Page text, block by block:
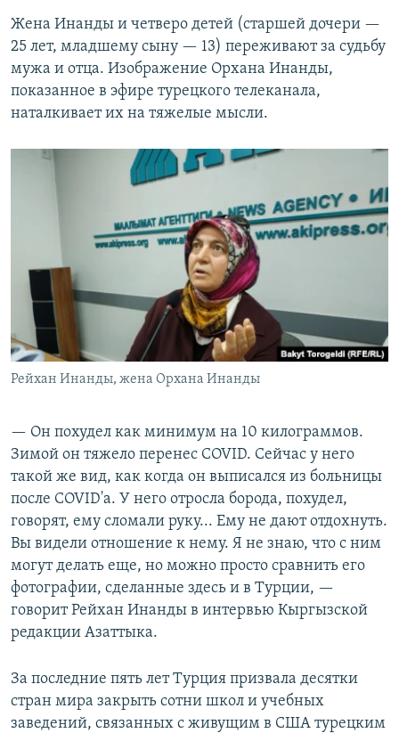
Жена Инанды и четверо детей (старшей дочери —
25 лет, младшему сыну — 13) переживают за судьбу
мужа и отца. Изображение Орхана Инанды,
показанное в эфире турецкого телеканала,
наталкивает их на тяжелые мысли.
Рейхан Инанды, жена Орхана Инанды
— Он похудел как минимум на 10 килограммов.
Зимой он тяжело перенес COVID. Сейчас у него
такой же вид, как когда он выписался из больницы
после COVID'а. У него отросла борода, похудел,
говорят, ему сломали руку... Ему не дают отдохнуть.
Вы видели отношение к нему. Я не знаю, что с ним
могут делать еще, но можно просто сравнить его
фотографии, сделанные здесь и в Турции, —
говорит Рейхан Инанды в интервью Кыргызской
редакции Азаттыка.
За последние пять лет Турция призвала десятки
стран мира закрыть сотни школ и учебных
заведений, связанных с живущим в США турецким